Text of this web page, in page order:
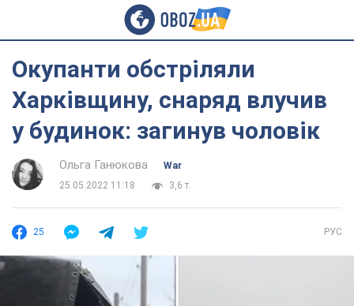
Окупанти обстріляли
Харківщину, снаряд влучив
у будинок: загинув чоловік
Ольга Ганюкова
War
25.05.2022 11:18
3,6 т.
25 РУС